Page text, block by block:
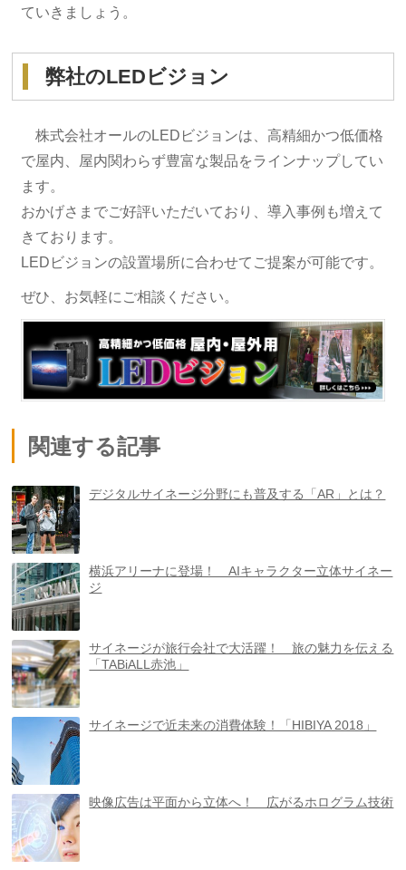
ていきましょう。
弊社のLEDビジョン
株式会社オールのLEDビジョンは、高精細かつ低価格
で屋内、屋内関わらず豊富な製品をラインナップしてい
ます。
おかげさまでご好評いただいており、導入事例も増えて
きております。
LEDビジョンの設置場所に合わせてご提案が可能です。
ぜひ、お気軽にご相談ください。
関連する記事
デジタルサイネージ分野にも普及する「AR」とは？
横浜アリーナに登場！ AIキャラクター立体サイネー
ジ
サイネージが旅行会社で大活躍！ 旅の魅力を伝える
「TABiALL赤池」
サイネージで近未来の消費体験！「HIBIYA 2018」
映像広告は平面から立体へ！ 広がるホログラム技術